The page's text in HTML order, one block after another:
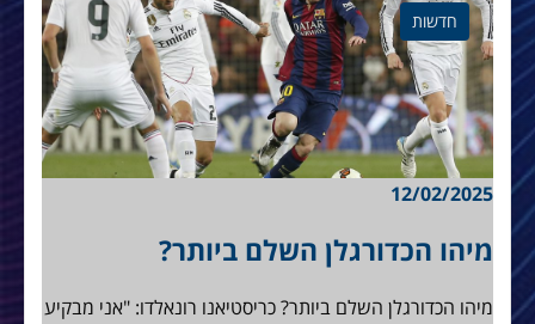
חדשות
12/02/2025
מיהו הכדורגלן השלם ביותר?
מיהו הכדורגלן השלם ביותר? כריסטיאנו רונאלדו: "אני מבקיע